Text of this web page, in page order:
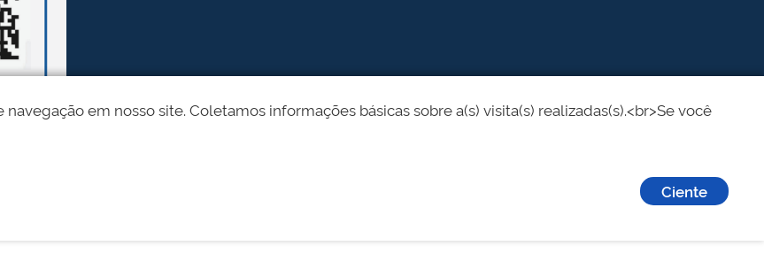
em nosso site. Coletamos informações básicas sobre a(s) visita(s) realizadas(s).<br>Se você
Ciente